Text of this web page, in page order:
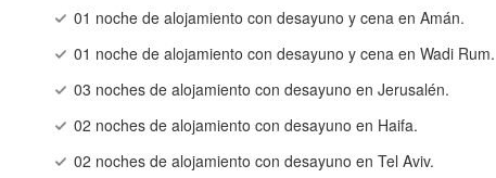
01 noche de alojamiento con desayuno y cena en Amán.
01 noche de alojamiento con desayuno y cena en Wadi Rum.
03 noches de alojamiento con desayuno en Jerusalén.
02 noches de alojamiento con desayuno en Haifa.
02 noches de alojamiento con desayuno en Tel Aviv.